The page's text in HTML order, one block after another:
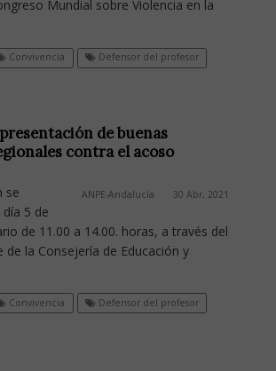
Mundial sobre Violencia en la
Convivencia Defensor del profesor
de buenas
contra el acoso
ANPE-Andalucía 30 Abr, 2021
se
5 de
de 11.00 a 14.00. horas, a través del
de la Consejería de Educación y
Convivencia Defensor del profesor